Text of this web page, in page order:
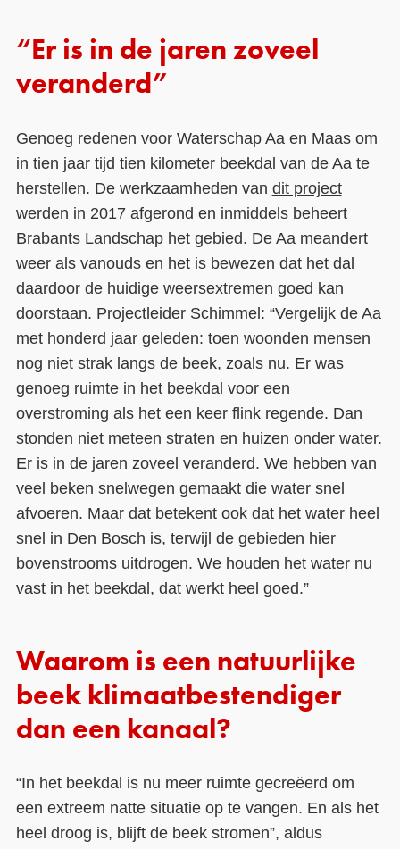
“Er is in de jaren zoveel
veranderd”
Genoeg redenen voor Waterschap Aa en Maas om
in tien jaar tijd tien kilometer beekdal van de Aa te
herstellen. De werkzaamheden van dit project
werden in 2017 afgerond en inmiddels beheert
Brabants Landschap het gebied. De Aa meandert
weer als vanouds en het is bewezen dat het dal
daardoor de huidige weersextremen goed kan
doorstaan. Projectleider Schimmel: “Vergelijk de Aa
met honderd jaar geleden: toen woonden mensen
nog niet strak langs de beek, zoals nu. Er was
genoeg ruimte in het beekdal voor een
overstroming als het een keer flink regende. Dan
stonden niet meteen straten en huizen onder water.
Er is in de jaren zoveel veranderd. We hebben van
veel beken snelwegen gemaakt die water snel
afvoeren. Maar dat betekent ook dat het water heel
snel in Den Bosch is, terwijl de gebieden hier
bovenstrooms uitdrogen. We houden het water nu
vast in het beekdal, dat werkt heel goed.”
Waarom is een natuurlijke
beek klimaatbestendiger
dan een kanaal?
“In het beekdal is nu meer ruimte gecreëerd om
een extreem natte situatie op te vangen. En als het
heel droog is, blijft de beek stromen”, aldus